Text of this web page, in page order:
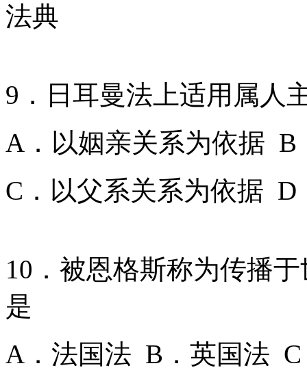
法典
9．日耳曼法上适用属人
A．以姻亲关系为依据 B
C．以父系关系为依据 D
10．被恩格斯称为传播
是
A．法国法 B．英国法